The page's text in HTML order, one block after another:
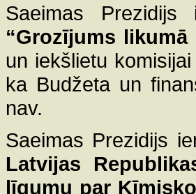
Saeimas Prezidijs
“Grozījums likumā
un iekšlietu
ka Budžeta un
nav.
Saeimas Prezidijs
Latvijas
līgumu par